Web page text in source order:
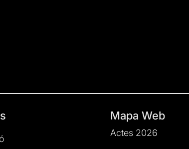
Mapa Web
Actes 2026